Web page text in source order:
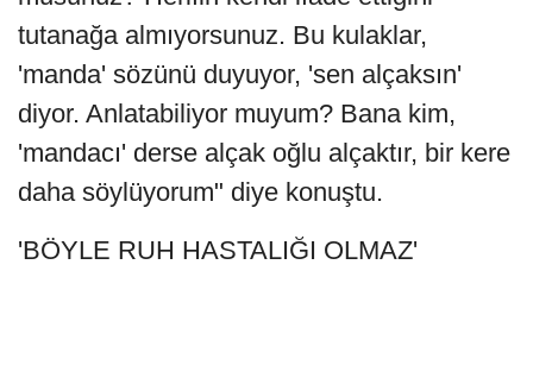
tutanağa almıyorsunuz. Bu kulaklar,
'manda' sözünü duyuyor, 'sen alçaksın'
diyor. Anlatabiliyor muyum? Bana kim,
'mandacı' derse alçak oğlu alçaktır, bir kere
daha söylüyorum" diye konuştu.
'BÖYLE RUH HASTALIĞI OLMAZ'